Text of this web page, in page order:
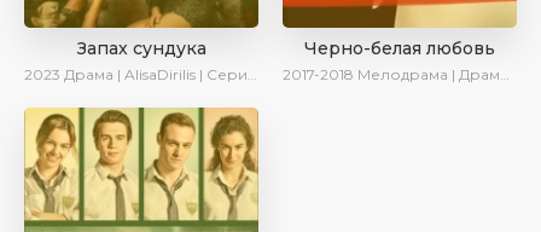
Запах сундука
2023 Драма | AlisaDirilis | Сериалы 2023
Черно-белая любовь
2017-2018 Мелодрама | Драма | Боевик | SesDizi